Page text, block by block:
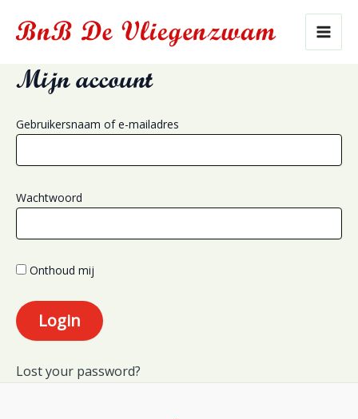
naar
inhoud
Main
Mijn account
Gebruikersnaam of e-mailadres
Wachtwoord
Onthoud mij
Lost your password?